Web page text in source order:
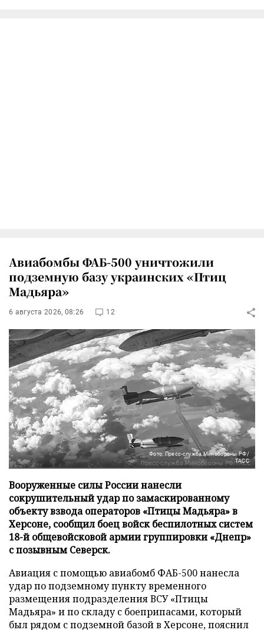
Авиабомбы ФАБ-500 уничтожили
подземную базу украинских «Птиц
Мадьяра»
6 августа 2026, 08:26 12
Фото: Пресс-служба Минобороны РФ/
ТАСС
Вооруженные силы России нанесли
сокрушительный удар по замаскированному
объекту взвода операторов «Птицы Мадьяра» в
Херсоне, сообщил боец войск беспилотных систем
18-й общевойсковой армии группировки «Днепр»
с позывным Северск.
Авиация с помощью авиабомб ФАБ-500 нанесла
удар по подземному пункту временного
размещения подразделения ВСУ «Птицы
Мадьяра» и по складу с боеприпасами, который
был рядом с подземной базой в Херсоне, пояснил